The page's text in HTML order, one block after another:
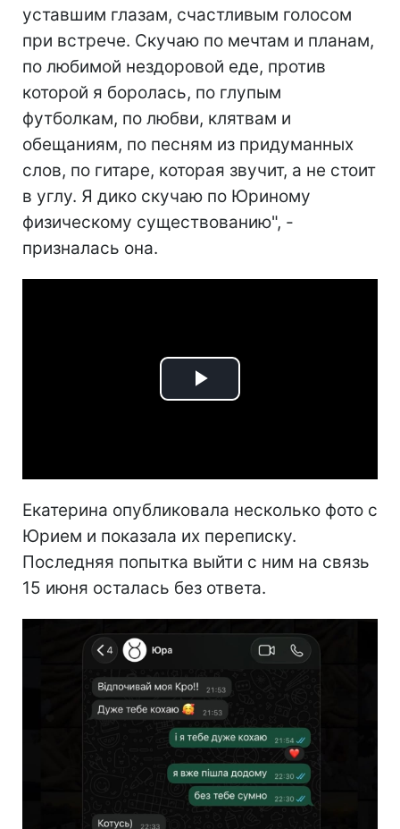
уставшим глазам, счастливым голосом
при встрече. Скучаю по мечтам и планам,
по любимой нездоровой еде, против
которой я боролась, по глупым
футболкам, по любви, клятвам и
обещаниям, по песням из придуманных
слов, по гитаре, которая звучит, а не стоит
в углу. Я дико скучаю по Юриному
физическому существованию", -
призналась она.
Play
Екатерина опубликовала несколько фото с
Юрием и показала их переписку.
Последняя попытка выйти с ним на связь
15 июня осталась без ответа.